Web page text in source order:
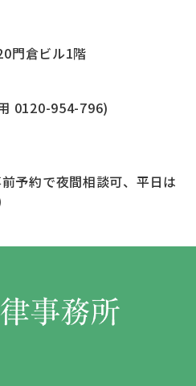
門倉ビル1階
0120-954-796)
予約で夜間相談可、平日は